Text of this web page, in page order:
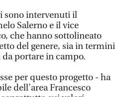
sono intervenuti il
Salerno e il vice
che hanno sottolineato
del genere, sia in termini
portare in campo.
per questo progetto - ha
dell’area Francesco